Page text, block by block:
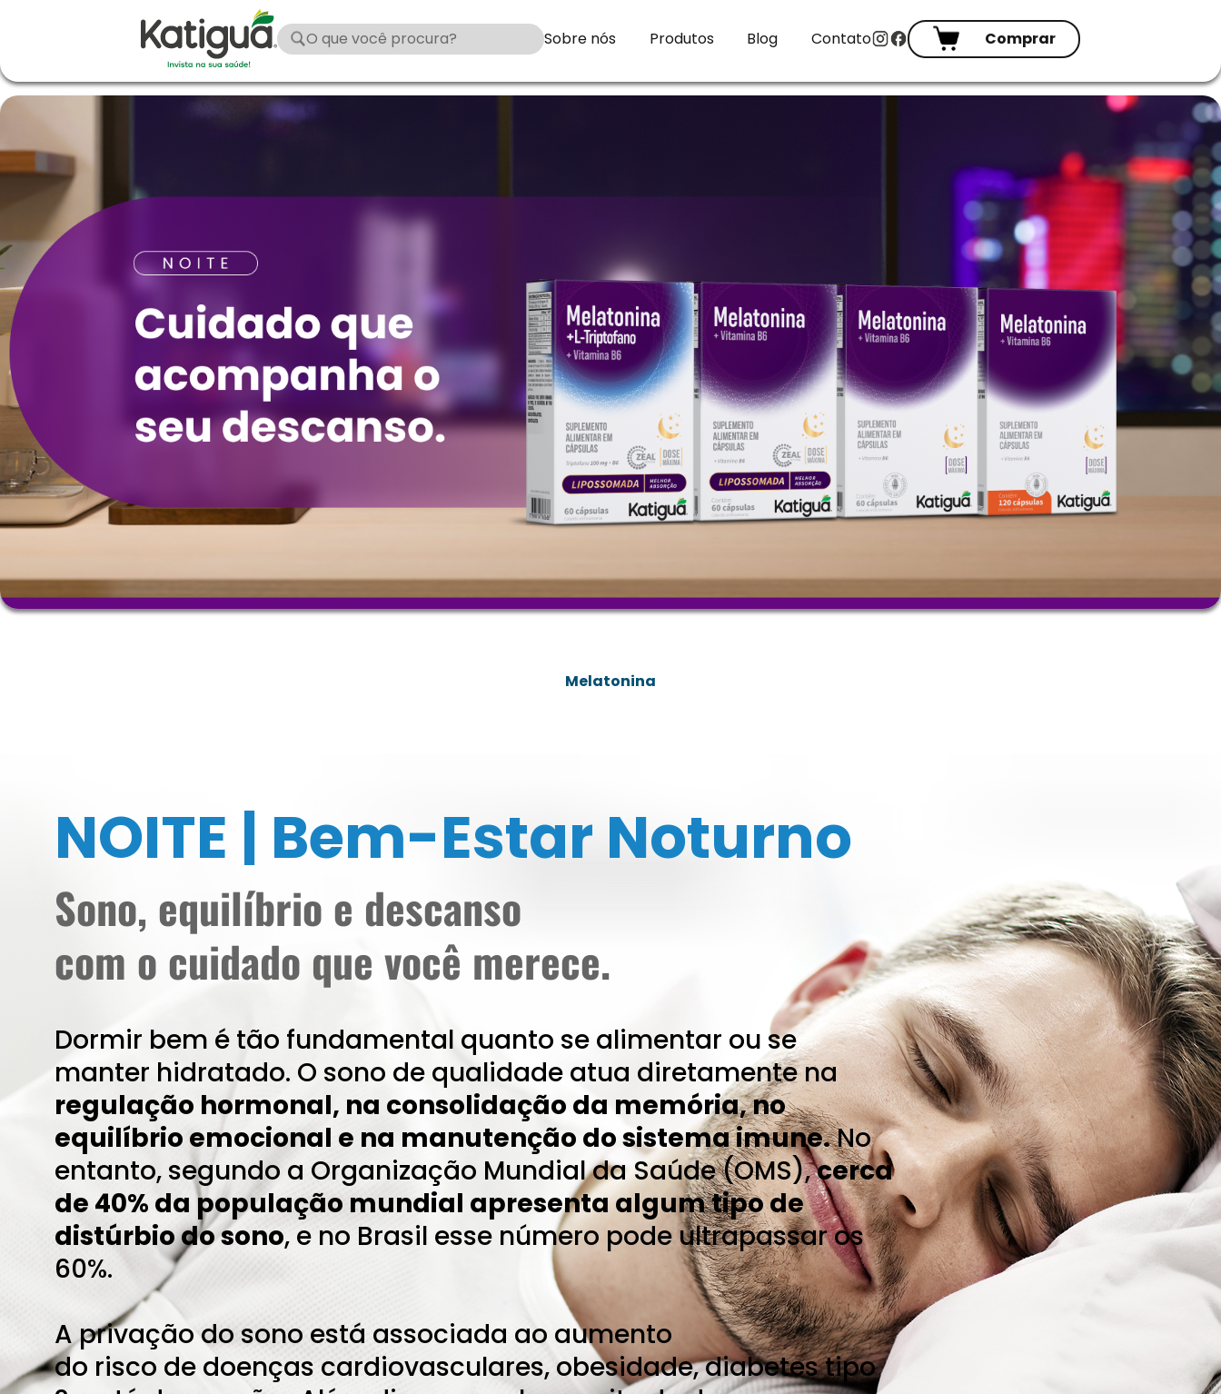
Sobre nós Produtos Blog Contato Comprar
Melatonina
NOITE | Bem-Estar Noturno
Sono, equilíbrio e descanso
com o cuidado que você merece.
Dormir bem é tão fundamental quanto se alimentar ou se
manter hidratado. O sono de qualidade atua diretamente na
regulação hormonal, na consolidação da memória, no
equilíbrio emocional e na manutenção do sistema imune.No
entanto, segundo a Organização Mundial da Saúde (OMS),cerca
de 40% da população mundial apresenta algum tipo de
distúrbio do sono, e no Brasil esse número pode ultrapassar os
60%.
A privação do sono está associada ao aumento
do risco de doenças cardiovasculares, obesidade, diabetes tipo